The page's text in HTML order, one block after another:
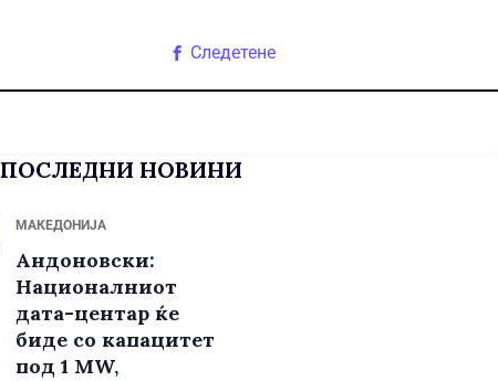
Следетене
ПОСЛЕДНИ НОВИНИ
МАКЕДОНИЈА
Андоновски:
Националниот
дата-центар ќе
биде со капацитет
под 1 MW,